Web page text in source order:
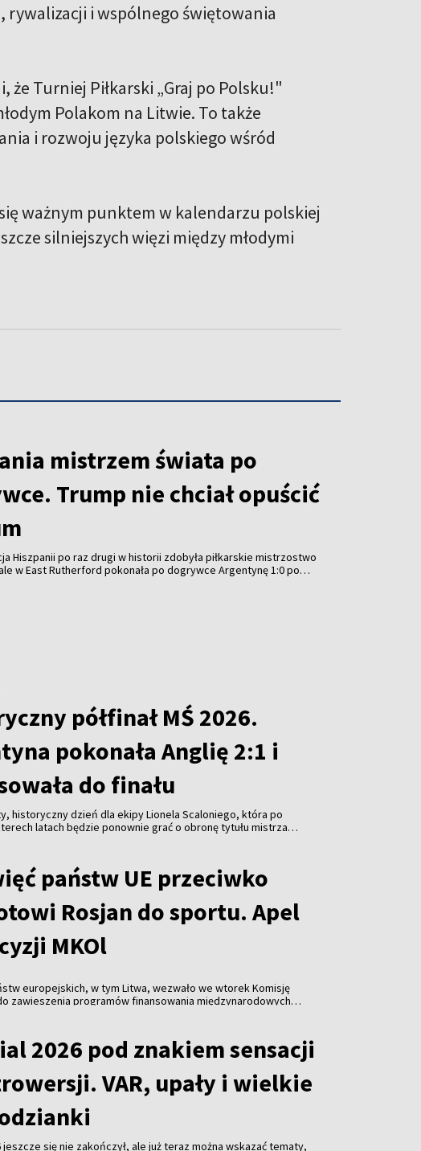
i wspólnego świętowania
że Turniej Piłkarski „Graj po Polsku!"
Polakom na Litwie. To także
i rozwoju języka polskiego wśród
ważnym punktem w kalendarzu polskiej
silniejszych więzi między młodymi
mistrzem świata po
Trump nie chciał opuścić
Hiszpanii po raz drugi w historii zdobyła piłkarskie mistrzostwo
w East Rutherford pokonała po dogrywce Argentynę 1:0 po
finału Klubowych Mistrzostw Świata – nie chciał opuścić
półfinał MŚ 2026.
pokonała Anglię 2:1 i
do finału
historyczny dzień dla ekipy Lionela Scaloniego, która po
latach będzie ponownie grać o obronę tytułu mistrza
udział w finale. Zagra w nim w niedzielę z Hiszpanią. Dzień
i Francja zmierzą się w meczu o trzecie miejsce.
państw UE przeciwko
Rosjan do sportu. Apel
MKOl
europejskich, w tym Litwa, wezwało we wtorek Komisję
zawieszenia programów finansowania międzynarodowych
które dopuszczają rosyjskich i białoruskich
udziału w zawodach.
2026 pod znakiem sensacji
VAR, upały i wielkie
jeszcze się nie zakończył, ale już teraz można wskazać tematy,